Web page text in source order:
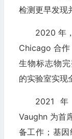
检测更早发现
2020 年
Chicago 合作
生物标志物
的实验室实现
2021
Vaughn 为首
备工作；基